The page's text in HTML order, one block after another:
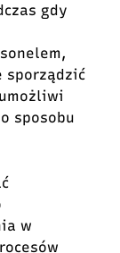
gdy
sporządzić
sposobu
w